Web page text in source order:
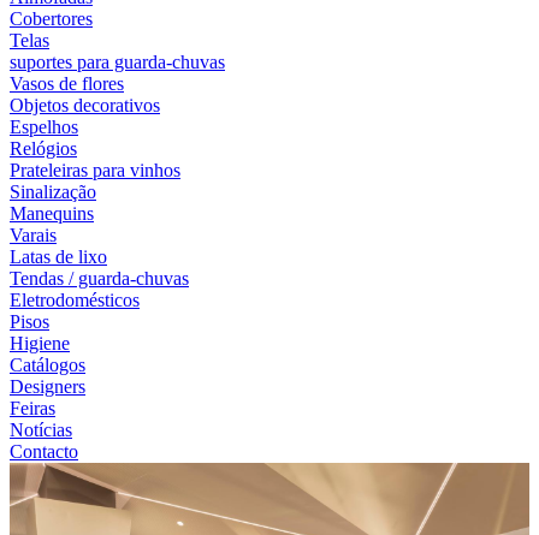
Cobertores
Telas
suportes para guarda-chuvas
Vasos de flores
Objetos decorativos
Espelhos
Relógios
Prateleiras para vinhos
Sinalização
Manequins
Varais
Latas de lixo
Tendas / guarda-chuvas
Eletrodomésticos
Pisos
Higiene
Catálogos
Designers
Feiras
Notícias
Contacto